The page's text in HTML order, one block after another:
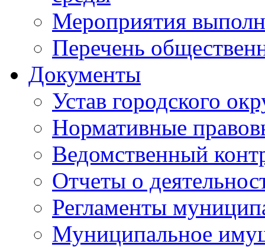
Мероприятия
Перечень
Документы
Устав городского
Нормативные
Ведомственный
Отчеты о
Регламенты
Муниципальное